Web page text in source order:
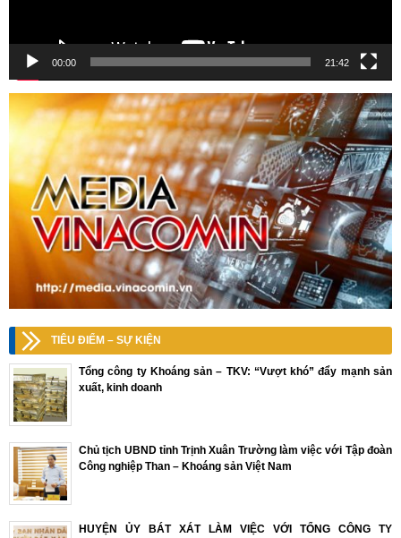
00:00 21:42
TIÊU ĐIỂM – SỰ KIỆN
Tổng công ty Khoáng sản – TKV: “Vượt khó” đẩy mạnh sản
xuất, kinh doanh
Chủ tịch UBND tỉnh Trịnh Xuân Trường làm việc với Tập đoàn
Công nghiệp Than – Khoáng sản Việt Nam
HUYỆN ỦY BÁT XÁT LÀM VIỆC VỚI TỔNG CÔNG TY